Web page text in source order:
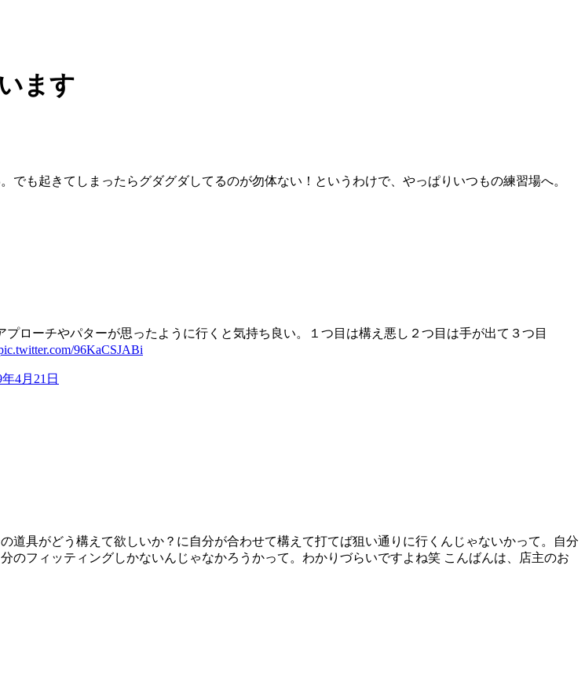
ます
も起きてしまったらグダグダしてるのが勿体ない！というわけで、やっぱりいつもの練習場へ。
ローチやパターが思ったように行くと気持ち良い。１つ目は構え悪し２つ目は手が出て３つ目
96KaCSJABi
年4月21日
具がどう構えて欲しいか？に自分が合わせて構えて打てば狙い通りに行くんじゃないかって。自分
フィッティングしかないんじゃなかろうかって。わかりづらいですよね笑 こんばんは、店主のお